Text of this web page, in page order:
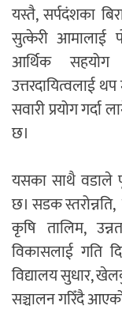
यस्तै, सर्पदंशका
सुत्केरी आमालाई
आर्थिक
उत्तरदायित्वलाई
सवारी प्रयोग
छ।
यसका साथै वडाले
छ। सडक
कृषि तालिम,
विकासलाई गति
विद्यालय सुधार,
सञ्चालन गरिँदै